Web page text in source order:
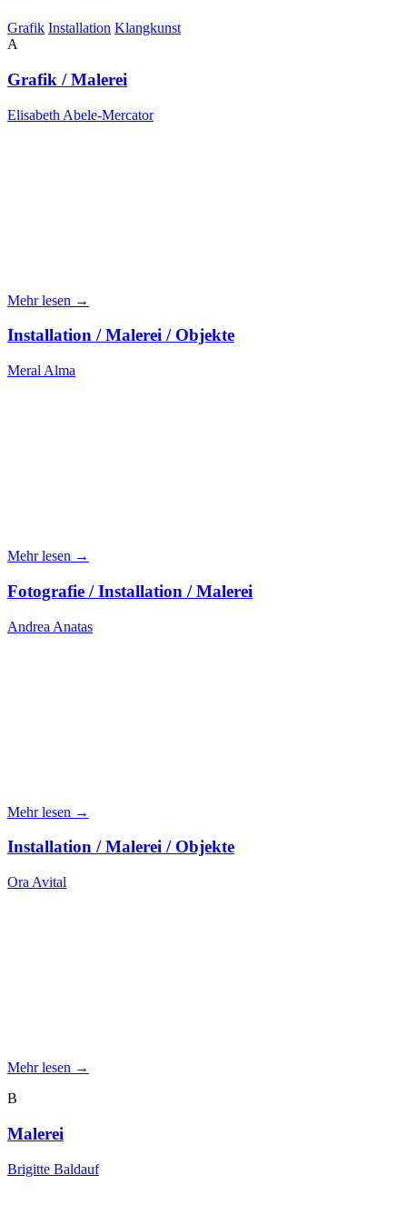
Grafik Installation Klangkunst
A
Grafik / Malerei
Elisabeth Abele-Mercator
Mehr lesen →
Installation / Malerei / Objekte
Meral Alma
Mehr lesen →
Fotografie / Installation / Malerei
Andrea Anatas
Mehr lesen →
Installation / Malerei / Objekte
Ora Avital
Mehr lesen →
B
Malerei
Brigitte Baldauf